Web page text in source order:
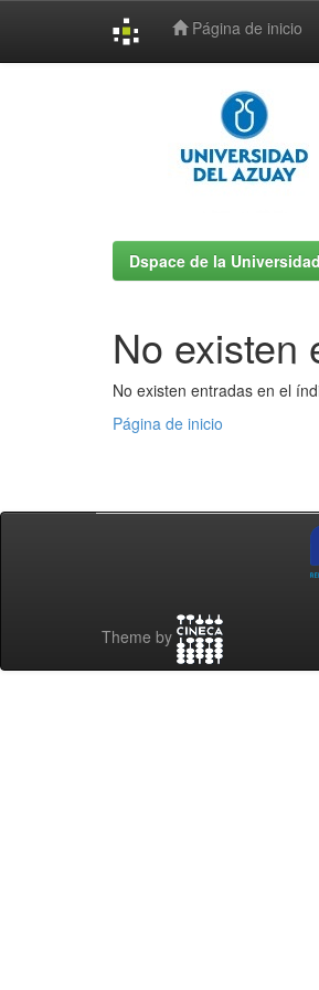
Página de inicio
Dspace de la
No existen
No existen entradas en el
Página de inicio
Theme by